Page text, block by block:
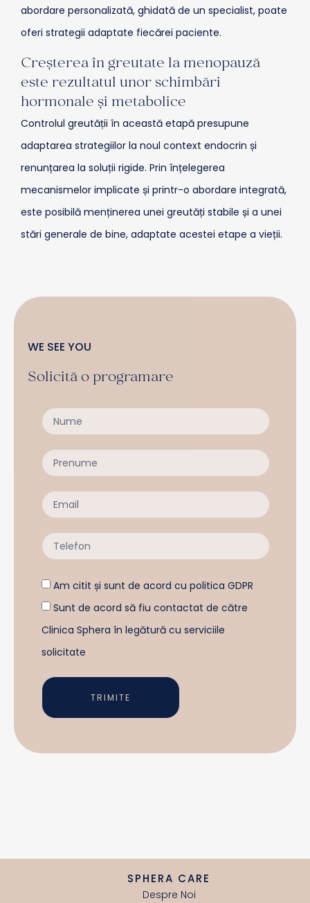
abordare personalizată, ghidată de un specialist, poate
oferi strategii adaptate fiecărei paciente.
Creșterea în greutate la menopauză
este rezultatul unor schimbări
hormonale și metabolice
Controlul greutății în această etapă presupune
adaptarea strategiilor la noul context endocrin și
renunțarea la soluții rigide. Prin înțelegerea
mecanismelor implicate și printr-o abordare integrată,
este posibilă menținerea unei greutăți stabile și a unei
stări generale de bine, adaptate acestei etape a vieții.
WE SEE YOU
Solicită o programare
Am citit și sunt de acord cu politica GDPR
Sunt de acord să fiu contactat de către
Clinica Sphera în legătură cu serviciile
solicitate
TRIMITE
SPHERA CARE
Despre Noi